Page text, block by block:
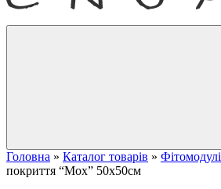
Головна » Каталог товарів » Фітомодулі
покриття “Мох” 50х50см